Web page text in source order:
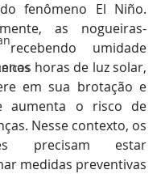
fenômeno El Niño.
as nogueiras-
umidade
horas de luz solar,
em sua brotação e
aumenta o risco de
Nesse contexto, os
precisam estar
medidas preventivas